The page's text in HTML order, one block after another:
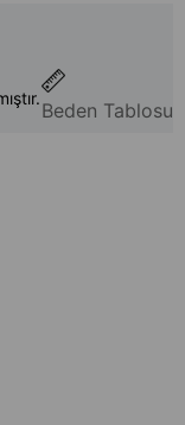
Beden Tablosu